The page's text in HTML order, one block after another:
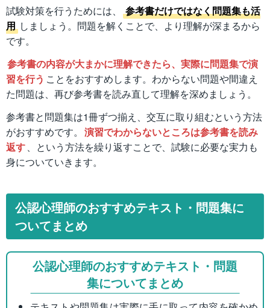
試験対策を行うためには、
参考書だけではなく問題集も活
用 しましょう。問題を解くことで、より理解が深まるから
です。
参考書の内容が大まかに理解できたら、実際に問題集で演
習を行う ことをおすすめします。わからない問題や間違え
た問題は、再び参考書を読み直して理解を深めましょう。
参考書と問題集は1冊ずつ揃え、交互に取り組むという方法
がおすすめです。 演習でわからないところは参考書を読み
返す、という方法を繰り返すことで、試験に必要な実力も
身についていきます。
公認心理師のおすすめテキスト・問題集に
ついてまとめ
公認心理師のおすすめテキスト・問題
集についてまとめ